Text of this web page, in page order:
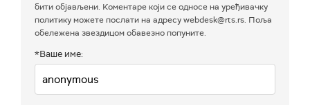
бити објављени. Коментаре који се односе на уређивачку
политику можете послати на адресу webdesk@rts.rs. Поља
обележена звездицом обавезно попуните.
*Ваше име: